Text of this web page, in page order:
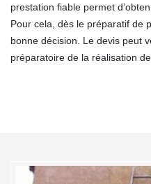
prestation fiable permet
Pour cela, dès le préparatif de
bonne décision. Le devis peut
préparatoire de la réalisation